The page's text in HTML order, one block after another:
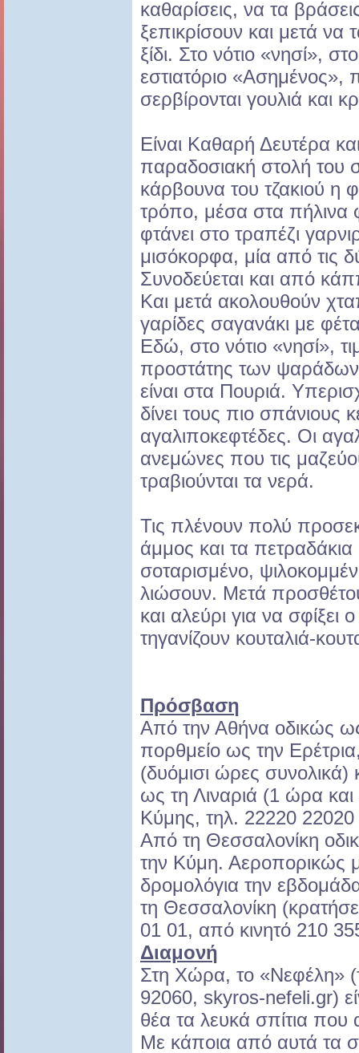
καθαρίσεις, να τα
ξεπικρίσουν και μετά να
ξίδι. Στο νότιο «νησί»,
εστιατόριο
σερβίρονται γουλιά και
Είναι Καθαρή Δευτέρα
παραδοσιακή στολή του
κάρβουνα του τζακιού η
τρόπο, μέσα στα πήλινα
φτάνει στο τραπέζι
μισόκορφα, μία από τις
Συνοδεύεται και από
Και μετά ακολουθούν
γαρίδες σαγανάκι με
Εδώ, στο νότιο «νησί»,
προστάτης των ψαράδων,
είναι στα Πουριά.
δίνει τους πιο σπάνιους
αγαλιποκεφτέδες. Οι
ανεμώνες που τις
τραβιούνται τα νερά.
Τις πλένουν πολύ
άμμος και τα πετραδάκια
σοταρισμένο,
λιώσουν. Μετά
και αλεύρι για να σφίξει
τηγανίζουν κουταλιά-
Πρόσβαση
Από την Αθήνα οδικώς
πορθμείο ως την
(δυόμισι ώρες συνολικά)
ως τη Λιναριά (1 ώρα
Κύμης, τηλ. 22220
Από τη Θεσσαλονίκη
την Κύμη. Αεροπορικώς
δρομολόγια την
τη Θεσσαλονίκη
01 01, από κινητό 210
Διαμονή
Στη Χώρα, το «Νεφέλη»
92060, skyros-nefeli.gr)
θέα τα λευκά σπίτια που
Με κάποια από αυτά τα